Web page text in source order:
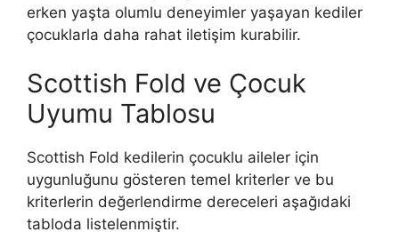
erken yaşta olumlu deneyimler yaşayan kediler
çocuklarla daha rahat iletişim kurabilir.
Scottish Fold ve Çocuk
Uyumu Tablosu
Scottish Fold kedilerin çocuklu aileler için
uygunluğunu gösteren temel kriterler ve bu
kriterlerin değerlendirme dereceleri aşağıdaki
tabloda listelenmiştir.